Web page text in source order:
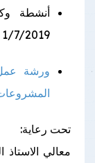
أنشطة
1/7/2019 وحتى 30/9/2019
ورشة
تحت رعاية:
معالي الاستاذ